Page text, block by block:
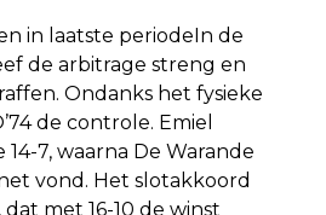
in laatste periodeIn de
de arbitrage streng en
Ondanks het fysieke
de controle. Emiel
7, waarna De Warande
vond. Het slotakkoord
dat met 16-10 de winst